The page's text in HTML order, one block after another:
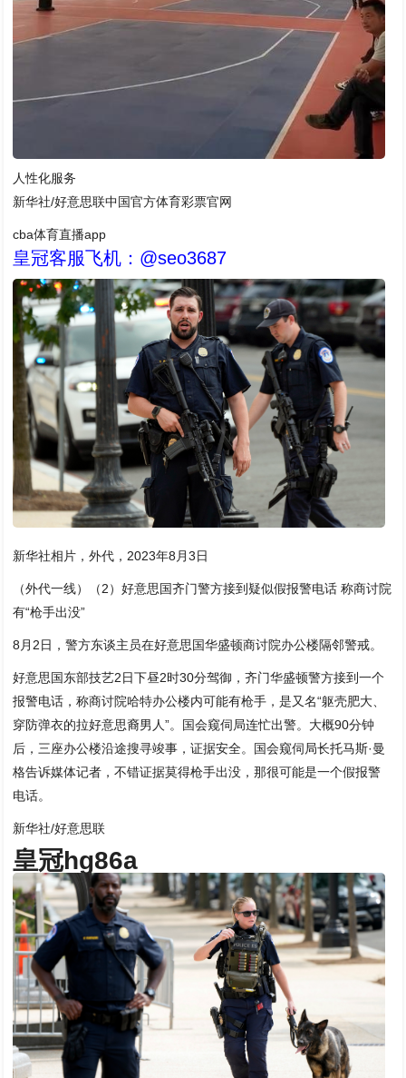
人性化服务
新华社/好意思联中国官方体育彩票官网
cba体育直播app
皇冠客服飞机：@seo3687
新华社相片，外代，2023年8月3日
（外代一线）（2）好意思国齐门警方接到疑似假报警电话 称商讨院
有“枪手出没”
8月2日，警方东谈主员在好意思国华盛顿商讨院办公楼隔邻警戒。
好意思国东部技艺2日下昼2时30分驾御，齐门华盛顿警方接到一个
报警电话，称商讨院哈特办公楼内可能有枪手，是又名“躯壳肥大、
穿防弹衣的拉好意思裔男人”。国会窥伺局连忙出警。大概90分钟
后，三座办公楼沿途搜寻竣事，证据安全。国会窥伺局长托马斯·曼
格告诉媒体记者，不错证据莫得枪手出没，那很可能是一个假报警
电话。
新华社/好意思联
皇冠hg86a